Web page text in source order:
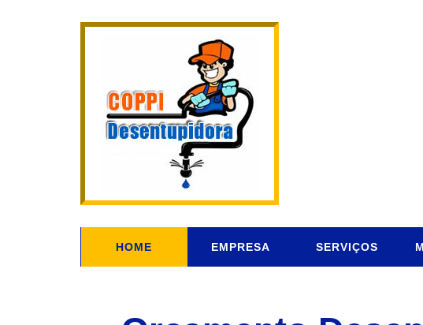
HOME EMPRESA SERVIÇOS